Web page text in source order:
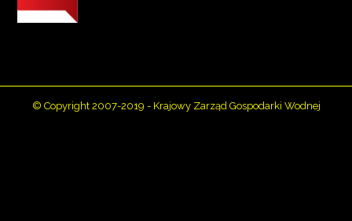
© Copyright 2007-2019 - Krajowy Zarząd Gospodarki Wodnej